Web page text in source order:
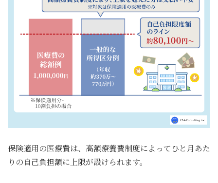
保険適用の医療費は、高額療養費制度によってひと月あた
りの自己負担額に上限が設けられます。